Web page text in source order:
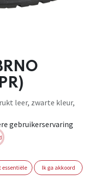
leer, zwarte kleur,
niet-
en variabele dikte.
en bedekt met zeer
gebruikerservaring
essentiële Ik ga akkoord